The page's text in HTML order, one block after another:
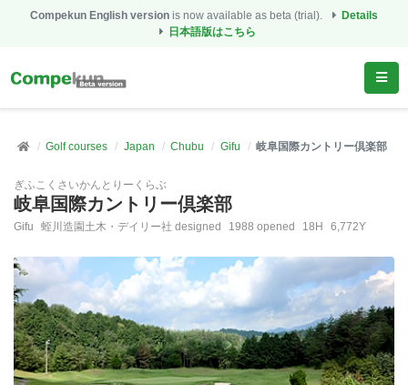
Compekun English version is now available as beta (trial).
Details
日本語版はこちら
Golf courses Japan Chubu Gifu 岐阜国際カントリー倶楽部
ぎふこくさいかんとりーくらぶ
岐阜国際カントリー倶楽部
Gifu 蛭川造園土木・デイリー社 designed 1988 opened 18H 6,772Y